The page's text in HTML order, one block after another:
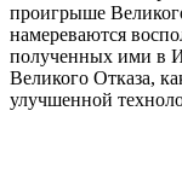
проигрыше
намереваются
полученных ими в
Великого Отказа,
улучшенной